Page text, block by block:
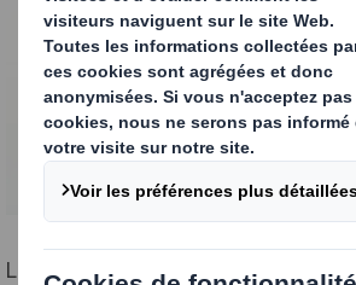
Les e-commerçants peuvent proposer